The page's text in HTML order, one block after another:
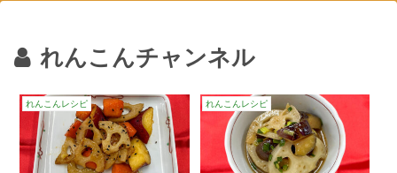
れんこんチャンネル
れんこんレシピ れんこんレシピ